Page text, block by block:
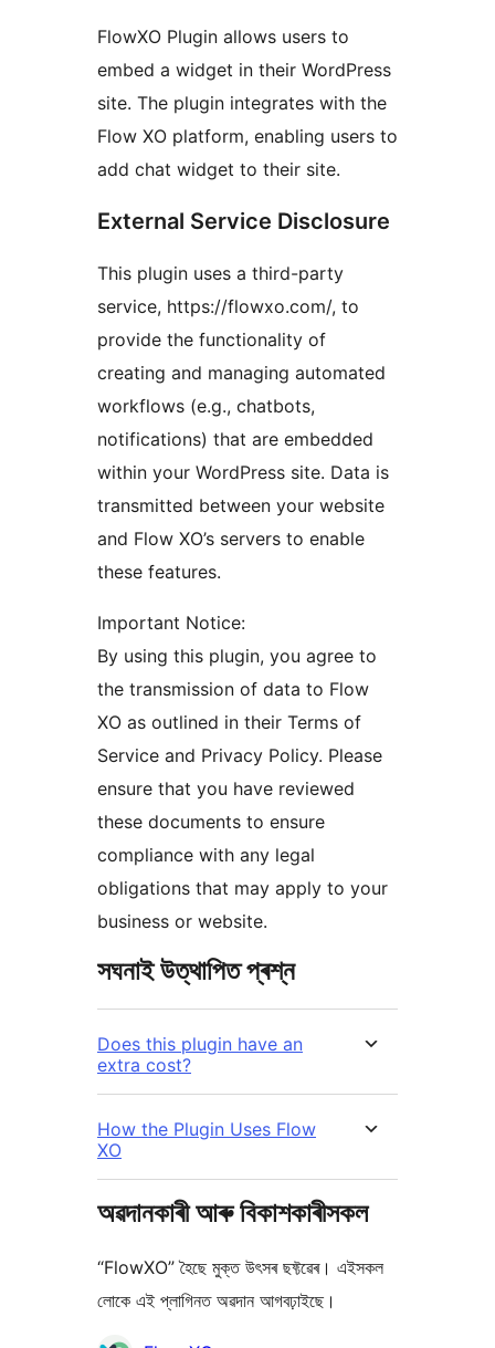
FlowXO Plugin allows users to
embed a widget in their WordPress
site. The plugin integrates with the
Flow XO platform, enabling users to
add chat widget to their site.
External Service Disclosure
This plugin uses a third-party
service, https://flowxo.com/, to
provide the functionality of
creating and managing automated
workflows (e.g., chatbots,
notifications) that are embedded
within your WordPress site. Data is
transmitted between your website
and Flow XO’s servers to enable
these features.
Important Notice:
By using this plugin, you agree to
the transmission of data to Flow
XO as outlined in their Terms of
Service and Privacy Policy. Please
ensure that you have reviewed
these documents to ensure
compliance with any legal
obligations that may apply to your
business or website.
সঘনাই উত্থাপিত প্ৰশ্ন
Does this plugin have an
extra cost?
How the Plugin Uses Flow
XO
অৱদানকাৰী আৰু বিকাশকাৰীসকল
“FlowXO” হৈছে মুক্ত উৎসৰ ছফ্টৱেৰ। এইসকল
লোকে এই প্লাগিনত অৱদান আগবঢ়াইছে।